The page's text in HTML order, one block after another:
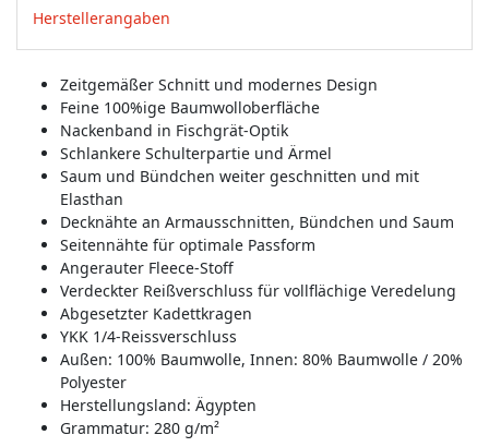
Herstellerangaben
Zeitgemäßer Schnitt und modernes Design
Feine 100%ige Baumwolloberfläche
Nackenband in Fischgrät-Optik
Schlankere Schulterpartie und Ärmel
Saum und Bündchen weiter geschnitten und mit
Elasthan
Decknähte an Armausschnitten, Bündchen und Saum
Seitennähte für optimale Passform
Angerauter Fleece-Stoff
Verdeckter Reißverschluss für vollflächige Veredelung
Abgesetzter Kadettkragen
YKK 1/4-Reissverschluss
Außen: 100% Baumwolle, Innen: 80% Baumwolle / 20%
Polyester
Herstellungsland: Ägypten
Grammatur: 280 g/m²